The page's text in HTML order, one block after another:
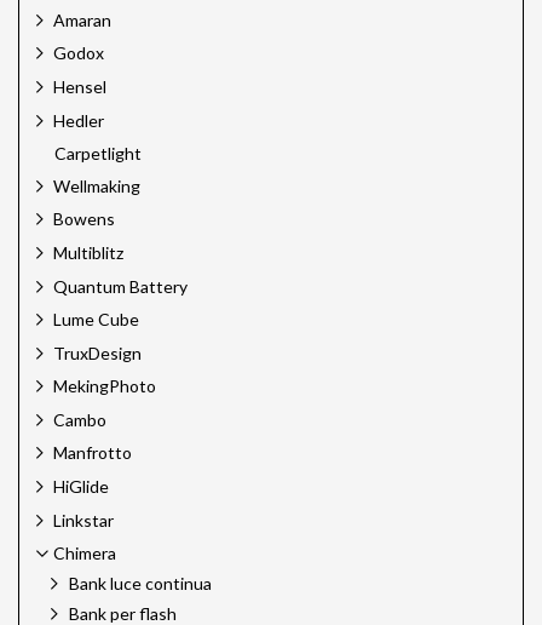
Amaran
Godox
Hensel
Hedler
Carpetlight
Wellmaking
Bowens
Multiblitz
Quantum Battery
Lume Cube
TruxDesign
MekingPhoto
Cambo
Manfrotto
HiGlide
Linkstar
Chimera
Bank luce continua
Bank per flash